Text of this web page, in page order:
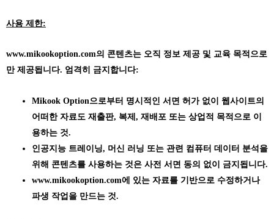
사용 제한:
www.mikookoption.com의 콘텐츠는 오직 정보 제공 및 교육 목적으로
만 제공됩니다. 엄격히 금지합니다:
Mikook Option으로부터 명시적인 서면 허가 없이 웹사이트의
어떠한 자료도 재출판, 복제, 재배포 또는 상업적 목적으로 이
용하는 것.
인공지능 트레이닝, 머신 러닝 또는 관련 컴퓨터 데이터 분석을
위해 콘텐츠를 사용하는 것은 사전 서면 동의 없이 금지됩니다.
www.mikookoption.com에
있는 자료를 기반으로 수정하거나
파생 작업을 만드는 것.